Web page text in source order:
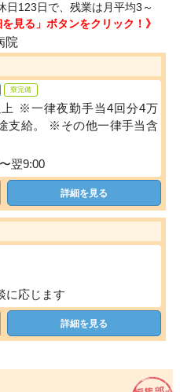
日123日で、残業は月平均3～
見る」ボタンをクリック！》
寮完備
上 ※一律夜勤手当4回分4万
支給。 ※その他一律手当含
翌9:00
詳細を見る
応じます
詳細を見る